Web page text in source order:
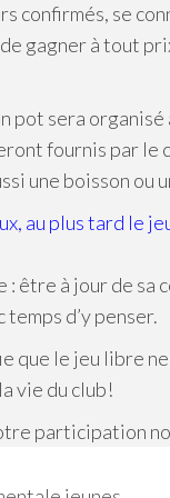
confirmés, se
gagner à tout
pot sera organisé
fournis par le
une boisson ou
au plus tard le
être à jour de sa
d’y penser.
que le jeu libre
vie du club!
participation